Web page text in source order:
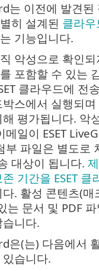
는 이전에 발견
히 설계된 클라
기능입니다.
악성으로 확인
포함할 수 있는
클라우드에 전
스에서 실행되
평가됩니다. 악
메일이 ESET
부 파일은 별도로
대상이 됩니다.
기간을 ESET 클
. 활성 콘텐츠(매
는 문서 및 PDF
니다.
은(는) 다음에서
습니다.